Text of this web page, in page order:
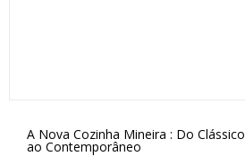
A Nova Cozinha Mineira : Do Clássico
ao Contemporâneo